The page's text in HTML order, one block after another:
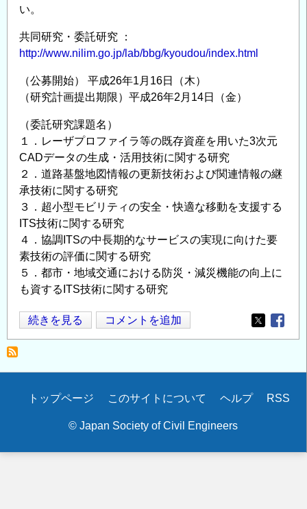
い。
共同研究・委託研究 ：
http://www.nilim.go.jp/lab/bbg/kyoudou/index.html
（公募開始） 平成26年1月16日（木）
（研究計画提出期限）平成26年2月14日（金）
（委託研究課題名）
１．レーザプロファイラ等の既存資産を用いた3次元
CADデータの生成・活用技術に関する研究
２．道路基盤地図情報の更新技術および関連情報の継
承技術に関する研究
３．超小型モビリティの安全・快適な移動を支援する
ITS技術に関する研究
４．協調ITSの中長期的なサービスの実現に向けた要
素技術の評価に関する研究
５．都市・地域交通における防災・減災機能の向上に
も資するITS技術に関する研究
国
土
通
国
続きを見る コメントを追加
Opens in
Secondary
トップページ このサイトについて ヘルプ RSS
© Japan Society of Civil Engineers